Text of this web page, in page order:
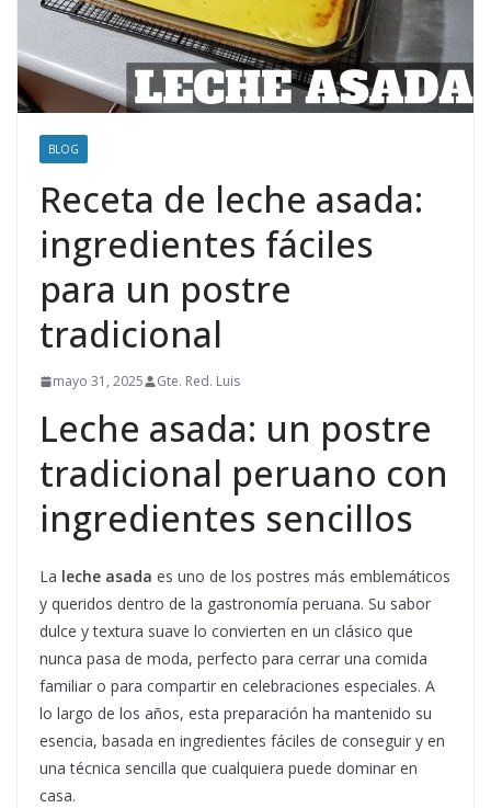
BLOG
Receta de leche asada:
ingredientes fáciles
para un postre
tradicional
mayo 31, 2025 Gte. Red. Luis
Leche asada: un postre
tradicional peruano con
ingredientes sencillos
La leche asada es uno de los postres más emblemáticos
y queridos dentro de la gastronomía peruana. Su sabor
dulce y textura suave lo convierten en un clásico que
nunca pasa de moda, perfecto para cerrar una comida
familiar o para compartir en celebraciones especiales. A
lo largo de los años, esta preparación ha mantenido su
esencia, basada en ingredientes fáciles de conseguir y en
una técnica sencilla que cualquiera puede dominar en
casa.